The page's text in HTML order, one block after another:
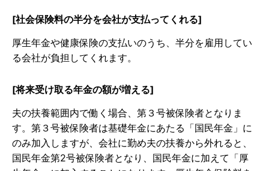
[社会保険料の半分を会社が支払ってくれる]
厚生年金や健康保険の支払いのうち、半分を雇用してい
る会社が負担してくれます。
[将来受け取る年金の額が増える]
夫の扶養範囲内で働く場合、第３号被保険者となりま
す。第３号被保険者は基礎年金にあたる「国民年金」に
のみ加入しますが、会社に勤め夫の扶養から外れると、
国民年金第2号被保険者となり、国民年金に加えて「厚